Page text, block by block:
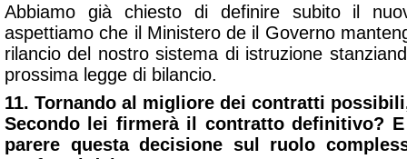
Abbiamo già chiesto di definire subito il
aspettiamo che il Ministero de il Governo
rilancio del nostro sistema di istruzione
prossima legge di bilancio.
11. Tornando al migliore dei contratti
Secondo lei firmerà il contratto definitivo?
parere questa decisione sul ruolo